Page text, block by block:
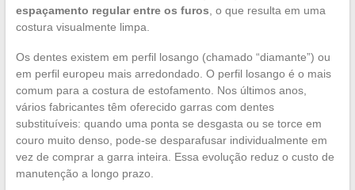
espaçamento regular entre os furos, o que resulta em uma
costura visualmente limpa.
Os dentes existem em perfil losango (chamado “diamante”) ou
em perfil europeu mais arredondado. O perfil losango é o mais
comum para a costura de estofamento. Nos últimos anos,
vários fabricantes têm oferecido garras com dentes
substituíveis: quando uma ponta se desgasta ou se torce em
couro muito denso, pode-se desparafusar individualmente em
vez de comprar a garra inteira. Essa evolução reduz o custo de
manutenção a longo prazo.